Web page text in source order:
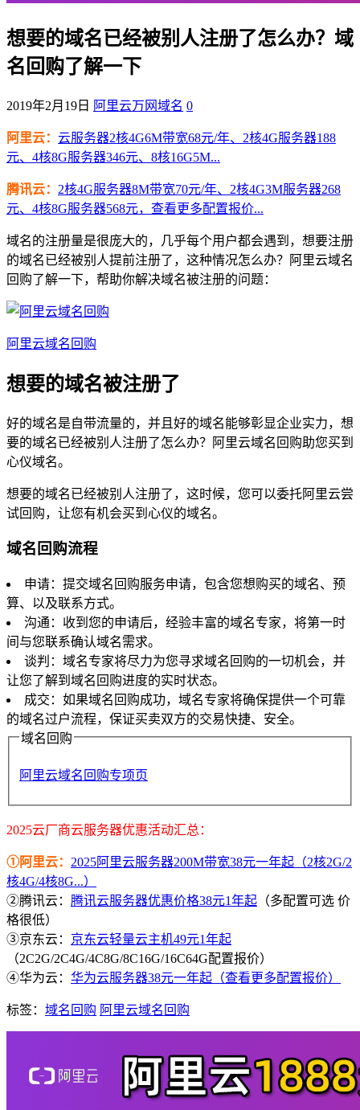
想要的域名已经被别人注册了怎么办？域
名回购了解一下
2019年2月19日 阿里云万网域名 0
阿里云： 云服务器2核4G6M带宽68元/年、2核4G服务器188
元、4核8G服务器346元、8核16G5M...
腾讯云： 2核4G服务器8M带宽70元/年、2核4G3M服务器268
元、4核8G服务器568元，查看更多配置报价...
域名的注册量是很庞大的，几乎每个用户都会遇到，想要注册
的域名已经被别人提前注册了，这种情况怎么办？阿里云域名
回购了解一下，帮助你解决域名被注册的问题：
阿里云域名回购
想要的域名被注册了
好的域名是自带流量的，并且好的域名能够彰显企业实力，想
要的域名已经被别人注册了怎么办？阿里云域名回购助您买到
心仪域名。
想要的域名已经被别人注册了，这时候，您可以委托阿里云尝
试回购，让您有机会买到心仪的域名。
域名回购流程
申请：提交域名回购服务申请，包含您想购买的域名、预
算、以及联系方式。
沟通：收到您的申请后，经验丰富的域名专家，将第一时
间与您联系确认域名需求。
谈判：域名专家将尽力为您寻求域名回购的一切机会，并
让您了解到域名回购进度的实时状态。
成交：如果域名回购成功，域名专家将确保提供一个可靠
的域名过户流程，保证买卖双方的交易快捷、安全。
域名回购
阿里云域名回购专项页
2025云厂商云服务器优惠活动汇总：
①阿里云： 2025阿里云服务器200M带宽38元一年起（2核2G/2
核4G/4核8G...）
②腾讯云： 腾讯云服务器优惠价格38元1年起 （多配置可选 价
格很低）
③京东云： 京东云轻量云主机49元1年起
（2C2G/2C4G/4C8G/8C16G/16C64G配置报价）
④华为云： 华为云服务器38元一年起（查看更多配置报价）
标签： 域名回购 阿里云域名回购